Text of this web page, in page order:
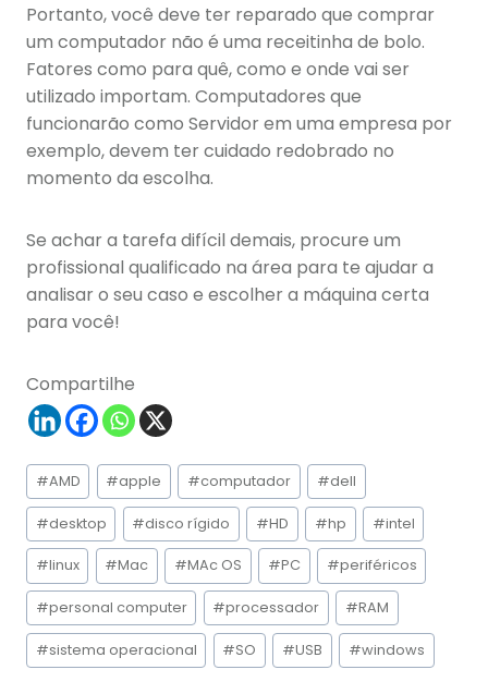
Portanto, você deve ter reparado que comprar
um computador não é uma receitinha de bolo.
Fatores como para quê, como e onde vai ser
utilizado importam. Computadores que
funcionarão como Servidor em uma empresa por
exemplo, devem ter cuidado redobrado no
momento da escolha.
Se achar a tarefa difícil demais, procure um
profissional qualificado na área para te ajudar a
analisar o seu caso e escolher a máquina certa
para você!
Compartilhe
Tags
do
Post:
#AMD #apple #computador #dell
#desktop #disco rígido #HD #hp #intel
#linux #Mac #MAc OS #PC #periféricos
#personal computer #processador #RAM
#sistema operacional #SO #USB #windows